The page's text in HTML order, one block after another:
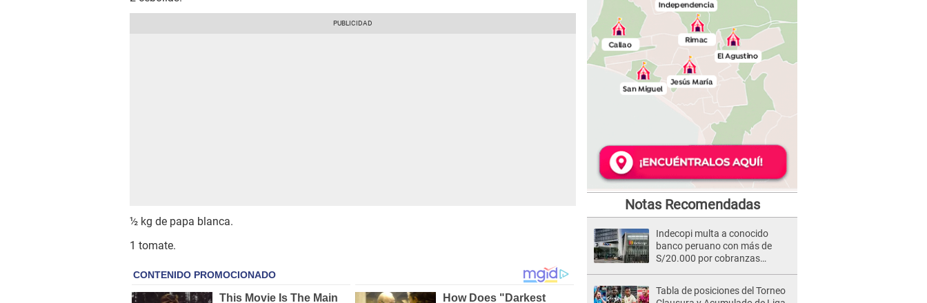
½ kg de papa blanca.
1 tomate.
Notas Recomendadas
Indecopi multa a conocido
banco peruano con más de
S/20.000 por cobranzas
Tabla de posiciones del Torneo